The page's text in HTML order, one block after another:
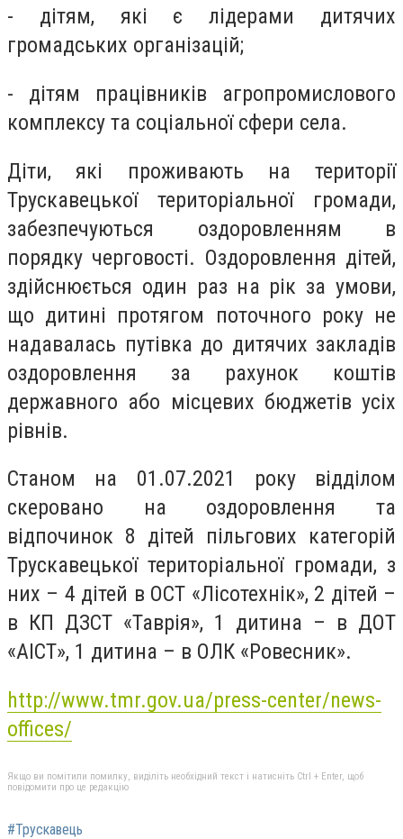
- дітям, які є лідерами дитячих
громадських організацій;
- дітям працівників агропромислового
комплексу та соціальної сфери села.
Діти, які проживають на території
Трускавецької територіальної громади,
забезпечуються оздоровленням в
порядку черговості. Оздоровлення дітей,
здійснюється один раз на рік за умови,
що дитині протягом поточного року не
надавалась путівка до дитячих закладів
оздоровлення за рахунок коштів
державного або місцевих бюджетів усіх
рівнів.
Станом на 01.07.2021 року відділом
скеровано на оздоровлення та
відпочинок 8 дітей пільгових категорій
Трускавецької територіальної громади, з
них – 4 дітей в ОСТ «Лісотехнік», 2 дітей –
в КП ДЗСТ «Таврія», 1 дитина – в ДОТ
«АІСТ», 1 дитина – в ОЛК «Ровесник».
http://www.tmr.gov.ua/press-center/news-
offices/
Якщо ви помітили помилку, виділіть необхідний текст і натисніть Ctrl + Enter, щоб
повідомити про це редакцію
#Трускавець